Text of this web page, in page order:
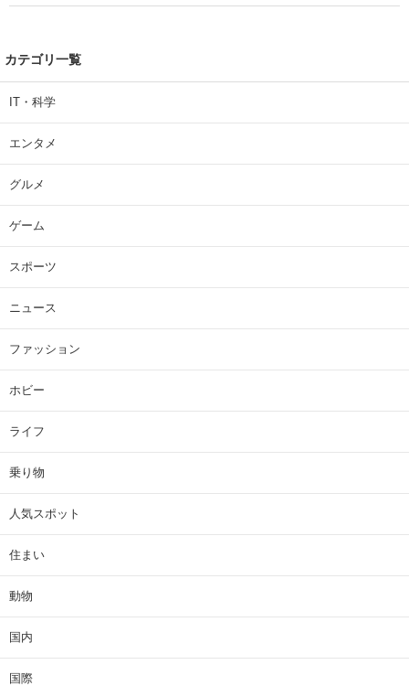
カテゴリ一覧
IT・科学
エンタメ
グルメ
ゲーム
スポーツ
ニュース
ファッション
ホビー
ライフ
乗り物
人気スポット
住まい
動物
国内
国際